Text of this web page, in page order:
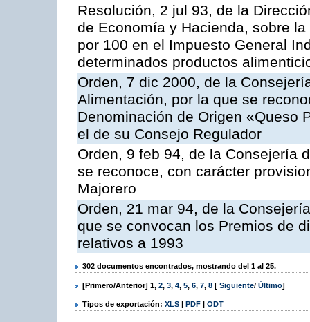
Resolución, 2 jul 93, de la
de Economía y Hacienda, sobre
por 100 en el Impuesto General
determinados productos
Orden, 7 dic 2000, de la
Alimentación, por la que se
Denominación de Origen «Queso
el de su Consejo Regulador
Orden, 9 feb 94, de la Consejería
se reconoce, con carácter
Majorero
Orden, 21 mar 94, de la
que se convocan los Premios de
relativos a 1993
302 documentos encontrados, mostrando del 1 al 25.
[Primero/Anterior] 1, 2, 3, 4, 5, 6, 7, 8 [ Siguiente/ Último]
Tipos de exportación: XLS | PDF | ODT